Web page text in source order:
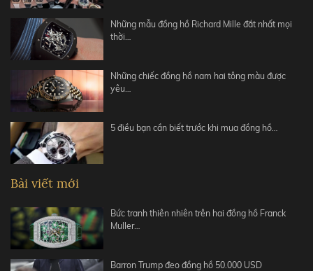
Những mẫu đồng hồ Richard Mille đắt nhất mọi
thời…
Những chiếc đồng hồ nam hai tông màu được
yêu…
5 điều bạn cần biết trước khi mua đồng hồ…
Bài viết mới
Bức tranh thiên nhiên trên hai đồng hồ Franck
Muller…
Barron Trump đeo đồng hồ 50.000 USD